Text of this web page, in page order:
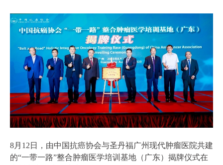
8月12日，由中国抗癌协会与圣丹福广州现代肿瘤医院共建
的“一带一路”整合肿瘤医学培训基地（广东）揭牌仪式在